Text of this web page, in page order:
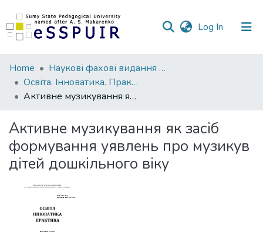
Log In (current)
Communities
&
Collections
Statistics
Home
Наукові фахові видання СумДПУ
Освіта. Інноватика. Практика
Активне музикування як засіб формування уявлень про музикув дітей дошкільного віку
Активне музикування як засіб
формування уявлень про музикув
дітей дошкільного віку